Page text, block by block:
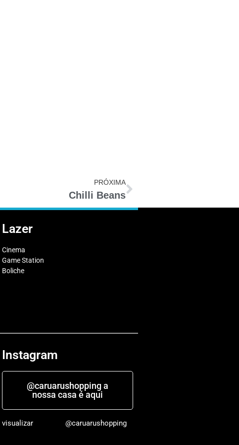
PRÓXIMA
Chilli Beans
Lazer
Cinema
Game Station
Boliche
Instagram
@caruarushopping a
nossa casa é aqui
visualizar @caruarushopping